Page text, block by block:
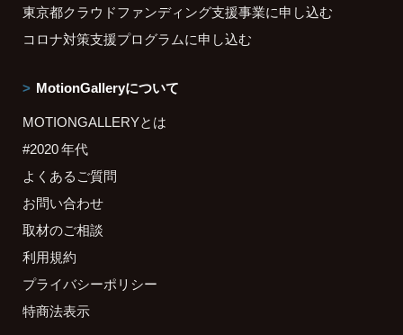
東京都クラウドファンディング支援事業に申し込む
コロナ対策支援プログラムに申し込む
MotionGalleryについて
MOTIONGALLERYとは
#2020 年代
よくあるご質問
お問い合わせ
取材のご相談
利用規約
プライバシーポリシー
特商法表示